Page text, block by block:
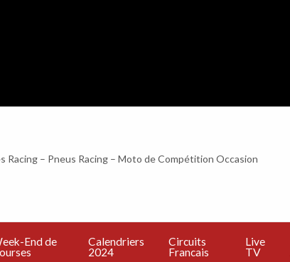
Racing – Pneus Racing – Moto de Compétition Occasion
End de
Calendriers
2024
Circuits
Francais
Live
TV